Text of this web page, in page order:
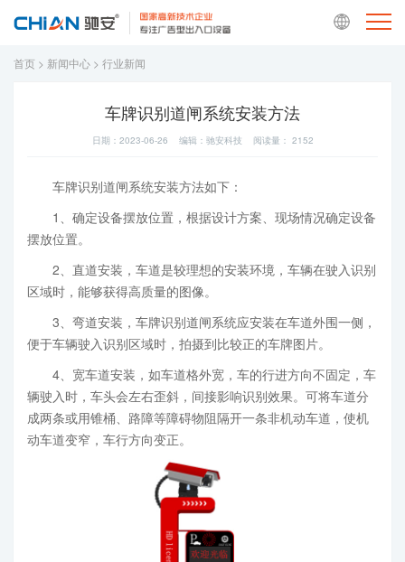
首页 > 新闻中心 > 行业新闻
车牌识别道闸系统安装方法
日期：2023-06-26 编辑：驰安科技 阅读量： 2152
车牌识别道闸系统安装方法如下：
1、确定设备摆放位置，根据设计方案、现场情况确定设备
摆放位置。
2、直道安装，车道是较理想的安装环境，车辆在驶入识别
区域时，能够获得高质量的图像。
3、弯道安装，车牌识别道闸系统应安装在车道外围一侧，
便于车辆驶入识别区域时，拍摄到比较正的车牌图片。
4、宽车道安装，如车道格外宽，车的行进方向不固定，车
辆驶入时，车头会左右歪斜，间接影响识别效果。可将车道分
成两条或用锥桶、路障等障碍物阻隔开一条非机动车道，使机
动车道变窄，车行方向变正。